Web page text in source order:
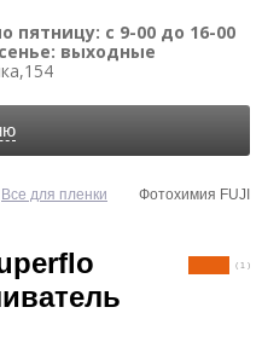
пятницу: с 9-00 до 16-00
выходные
Все для пленки
Фотохимия FUJI
( 1 )